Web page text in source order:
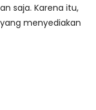
saja. Karena itu,
menyediakan